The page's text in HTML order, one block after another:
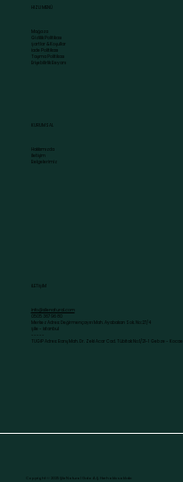
HIZLI MENÜ
Mağaza
Gizlilik Politikası
Şartlar & Koşullar
İade Politikası
Taşıma Politikası
Erişebilirlik Beyanı
KURUMSAL
Hakkımızda
İletişim
Belgelerimiz
info@silenatural.com
0505 367 96 80
Merkez Adres: Değirmençayırı Mah. Ayabakan Sok. No:27/4
Şile - İstanbul
TUGİP Adres: Barış Mah. Dr. Zeki Acar Cad. Tübitak No:1/21-1 Gebze - Kocaeli
Copyright © 2025 Şile Natural Gıda A.Ş. Her hakkı saklıdır.